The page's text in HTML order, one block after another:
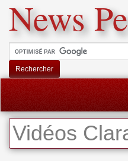
News
Rechercher
Vidéos